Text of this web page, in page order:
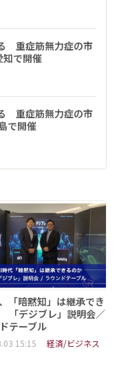
重症筋無力症の市
知で開催
重症筋無力症の市
で開催
「暗黙知」は継承でき
「デジブレ」説明会／
テーブル
15:15 経済/ビジネス